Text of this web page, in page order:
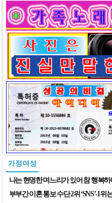
2026 재한중국동포 예술
2026 재한중국동포 예술
가정여성
나는 현명한 며느리가 있어 참 행복하
부부간 이혼 통보 수단 2위 ‘SNS’-1위